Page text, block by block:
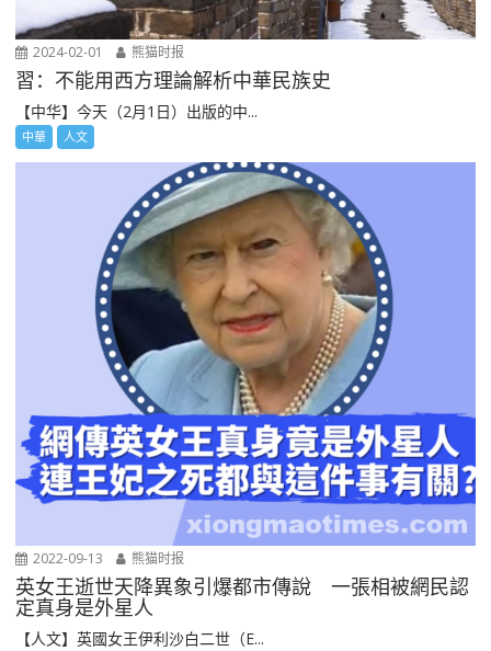
2024-02-01 熊猫时报
習：不能用西方理論解析中華民族史
【中华】今天（2月1日）出版的中...
中華 人文
2022-09-13 熊猫时报
英女王逝世天降異象引爆都市傳說 一張相被網民認
定真身是外星人
【人文】英國女王伊利沙白二世（E...